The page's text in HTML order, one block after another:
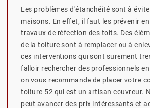
Les problèmes d'étanchéité sont à
maisons. En effet, il faut les prévenir
travaux de réfection des toits. Des
de la toiture sont à remplacer ou à
ces interventions qui sont sûrement
falloir rechercher des professionnels
on vous recommande de placer votre
toiture 52 qui est un artisan couvreur.
peut avancer des prix intéressants et